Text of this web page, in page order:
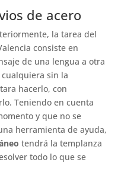
de acero
la tarea del
consiste en
de una lengua a otra
sin la
hacerlo, con
Teniendo en cuenta
y que no se
herramienta de ayuda,
tendrá la templanza
todo lo que se